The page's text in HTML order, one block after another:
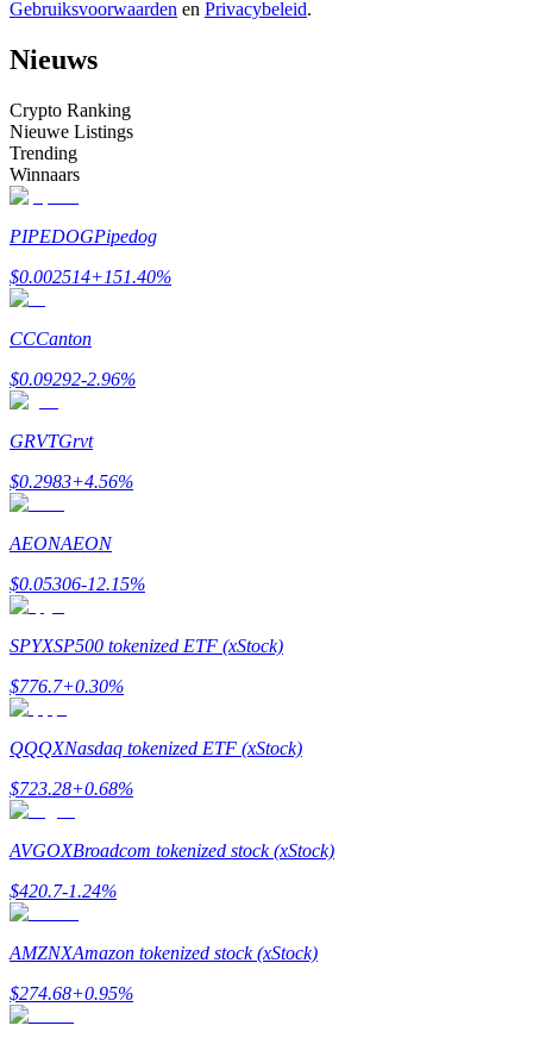
Informatie
Gids
Futures-startgids
Handelsstrategieën
Leer hoe u winstgevend kunt blijven
Gebruiksvoorwaarden en Privacybeleid.
Nieuws
Crypto Ranking
Nieuwe Listings
Trending
Winnaars
PIPEDOGPipedog
$0.002514+151.40%
CCCanton
$0.09292-2.96%
GRVTGrvt
$0.2983+4.56%
AEONAEON
$0.05306-12.15%
SPYXSP500 tokenized ETF (xStock)
$776.7+0.30%
QQQXNasdaq tokenized ETF (xStock)
$723.28+0.68%
AVGOXBroadcom tokenized stock (xStock)
$420.7-1.24%
AMZNXAmazon tokenized stock (xStock)
$274.68+0.95%